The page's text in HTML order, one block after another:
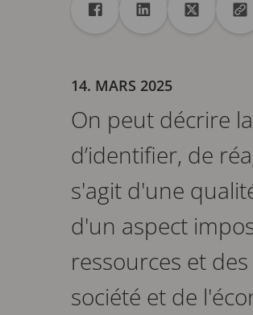
Partager
Partager dans Facebook
Partager dans
Partager
14. MARS 2025
On peut décrire
d’identifier, de
s'agit d'une
d'un aspect
ressources et
société et de